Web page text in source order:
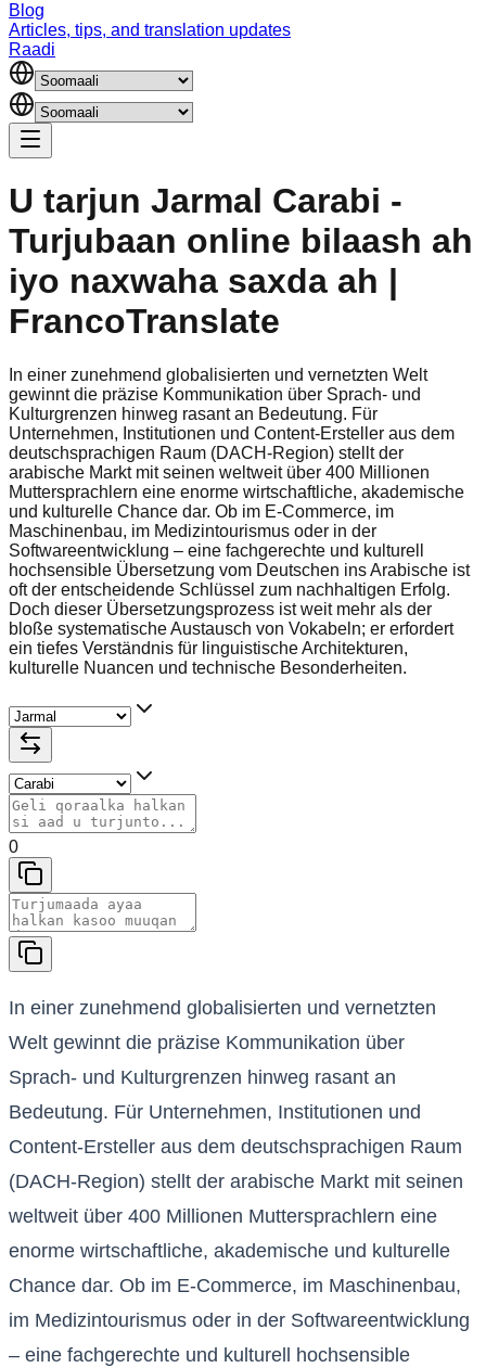
Blog
Articles, tips, and translation updates
Raadi
U tarjun Jarmal Carabi -
Turjubaan online bilaash ah
iyo naxwaha saxda ah |
FrancoTranslate
In einer zunehmend globalisierten und vernetzten Welt
gewinnt die präzise Kommunikation über Sprach- und
Kulturgrenzen hinweg rasant an Bedeutung. Für
Unternehmen, Institutionen und Content-Ersteller aus dem
deutschsprachigen Raum (DACH-Region) stellt der
arabische Markt mit seinen weltweit über 400 Millionen
Muttersprachlern eine enorme wirtschaftliche, akademische
und kulturelle Chance dar. Ob im E-Commerce, im
Maschinenbau, im Medizintourismus oder in der
Softwareentwicklung – eine fachgerechte und kulturell
hochsensible Übersetzung vom Deutschen ins Arabische ist
oft der entscheidende Schlüssel zum nachhaltigen Erfolg.
Doch dieser Übersetzungsprozess ist weit mehr als der
bloße systematische Austausch von Vokabeln; er erfordert
ein tiefes Verständnis für linguistische Architekturen,
kulturelle Nuancen und technische Besonderheiten.
0
In einer zunehmend globalisierten und vernetzten
Welt gewinnt die präzise Kommunikation über
Sprach- und Kulturgrenzen hinweg rasant an
Bedeutung. Für Unternehmen, Institutionen und
Content-Ersteller aus dem deutschsprachigen Raum
(DACH-Region) stellt der arabische Markt mit seinen
weltweit über 400 Millionen Muttersprachlern eine
enorme wirtschaftliche, akademische und kulturelle
Chance dar. Ob im E-Commerce, im Maschinenbau,
im Medizintourismus oder in der Softwareentwicklung
– eine fachgerechte und kulturell hochsensible